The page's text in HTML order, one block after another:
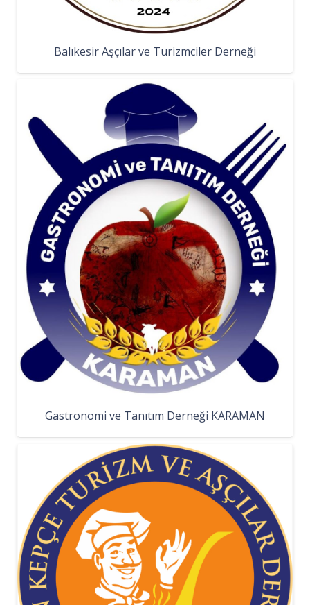
Balıkesir Aşçılar ve Turizmciler Derneği
Gastronomi ve Tanıtım Derneği KARAMAN